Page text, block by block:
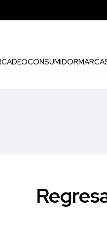
CONSUMIDOR